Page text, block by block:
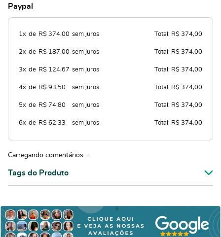
Paypal
1x de R$ 374,00 sem juros Total: R$ 374,00
2x de R$ 187,00 sem juros Total: R$ 374,00
3x de R$ 124,67 sem juros Total: R$ 374,00
4x de R$ 93,50 sem juros Total: R$ 374,00
5x de R$ 74,80 sem juros Total: R$ 374,00
6x de R$ 62,33 sem juros Total: R$ 374,00
Carregando comentários ...
Tags do Produto